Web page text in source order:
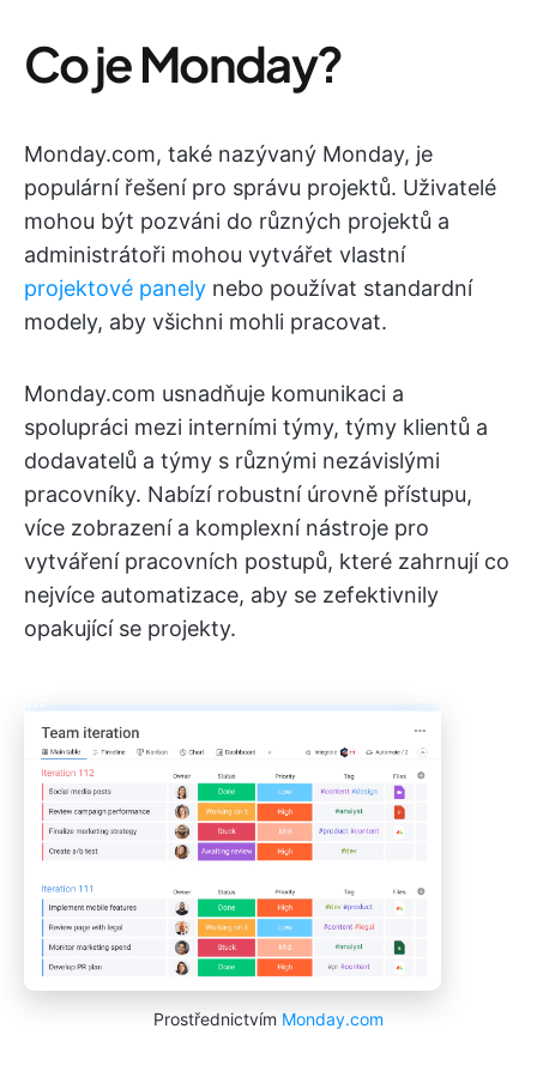
Co je Monday?
Monday.com, také nazývaný Monday, je
populární řešení pro správu projektů. Uživatelé
mohou být pozváni do různých projektů a
administrátoři mohou vytvářet vlastní
projektové panely nebo používat standardní
modely, aby všichni mohli pracovat.
Monday.com usnadňuje komunikaci a
spolupráci mezi interními týmy, týmy klientů a
dodavatelů a týmy s různými nezávislými
pracovníky. Nabízí robustní úrovně přístupu,
více zobrazení a komplexní nástroje pro
vytváření pracovních postupů, které zahrnují co
nejvíce automatizace, aby se zefektivnily
opakující se projekty.
Prostřednictvím Monday.com